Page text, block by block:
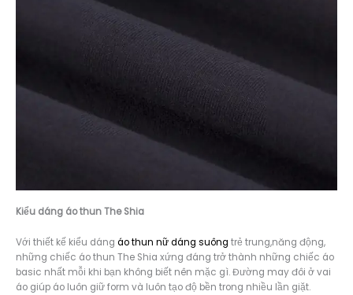
Kiểu dáng áo thun The Shia
Với thiết kế kiểu dáng áo thun nữ dáng suông trẻ trung,năng động,
những chiếc áo thun The Shia xứng đáng trở thành những chiếc áo
basic nhất mỗi khi bạn không biết nên mặc gì. Đường may đôi ở vai
áo giúp áo luôn giữ form và luôn tạo độ bền trong nhiều lần giặt.